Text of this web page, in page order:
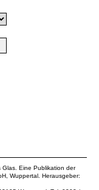
Glas. Eine Publikation der
, Wuppertal. Herausgeber: